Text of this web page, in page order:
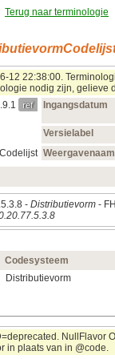
Terug naar terminologie
22:38:00.
nodig zijn, gelieve
ref
Ingangsdatum
Versielabel
Weergavenaam
- Distributievorm -
Codesysteem
Distributievorm
NullFlavor
in plaats van in @code.